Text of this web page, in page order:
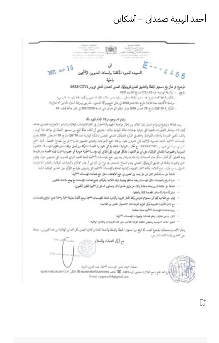
أحمد الهيبة صمداني – آشكاين